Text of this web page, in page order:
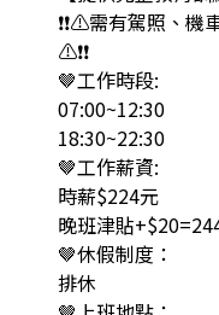
❗️❗️⚠️需有駕照、
⚠️❗️❗️
🤎工作時段:
07:00~12:30
18:30~22:30
🤎工作薪資:
時薪$224元
晚班津貼
🤎休假制度：
排休